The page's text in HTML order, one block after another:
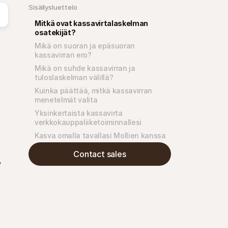
Sisällysluettelo
Mitkä ovat kassavirtalaskelman
osatekijät?
Mikä on suoran ja epäsuoran
kassavirran ero?
Mikä on suhde kassavirran ja
tuloslaskelman välillä?
Kuinka päättää, mitkä kassavirran
menetelmät valita
Yksinkertaista kassavirta
verkkokauppaliiketoiminnallesi
Kasva omalla tavallasi Mollien kanssa
Contact sales